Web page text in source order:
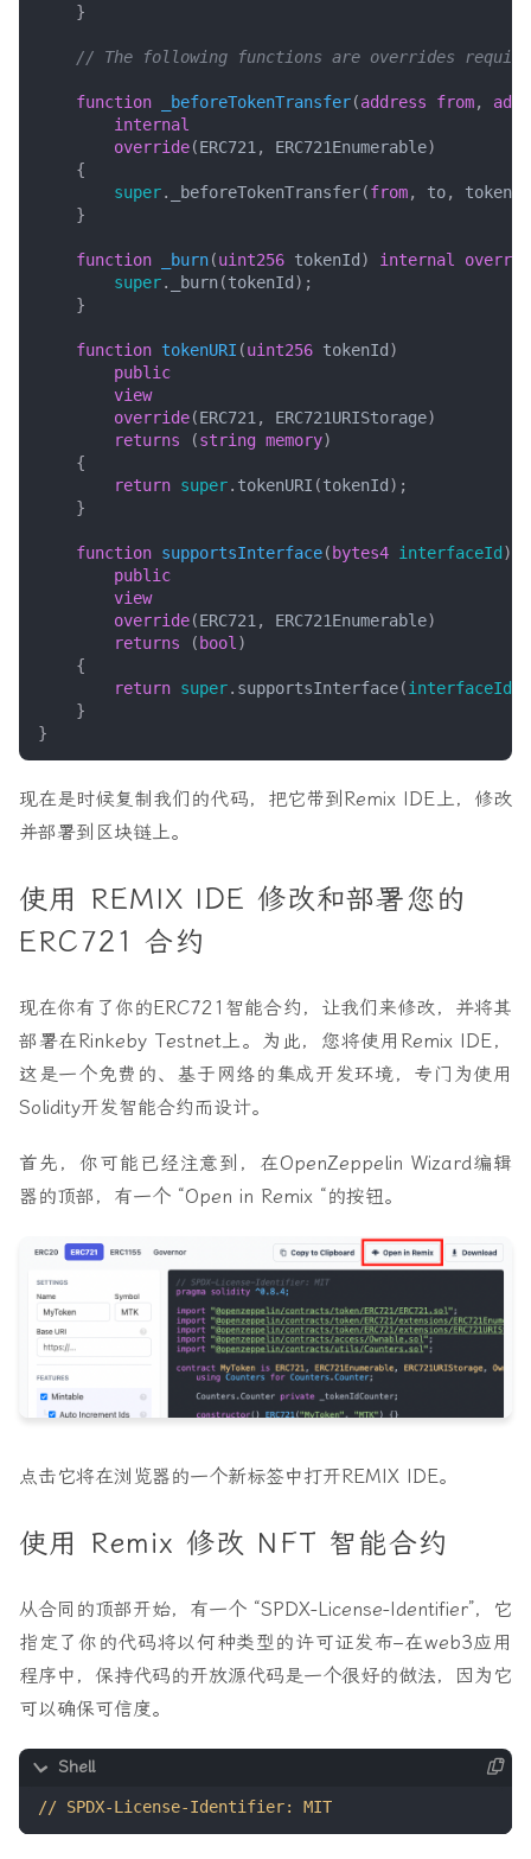
}
function _beforeTokenTransfer(address from,
internal
override(ERC721 , ERC721Enumerable)
{
super. _beforeTokenTransfer(from, to,
tokenId
}
function _burn(uint256 tokenId) internal
super. _burn(tokenId);
}
function tokenURI (uint256 tokenId)
public
view
override(ERC721 , ERC721URIStorage)
returns
(string memory)
{
return super. tokenURI (tokenId);
}
function supportsInterface(bytes4 interfaceId)
public
view
override(ERC721 , ERC721Enumerable)
returns
(bool )
{
return super. supportsInterface(interfaceId
}
}
现在是时候复制我们的代码，把它带到Remix IDE上，修改
并部署到区块链上。
使用 REMIX IDE 修改和部署您的
ERC721 合约
现在你有了你的ERC721智能合约，让我们来修改，并将其
部署在Rinkeby Testnet上。为此，您将使用Remix IDE，
这是一个免费的、基于网络的集成开发环境，专门为使用
Solidity开发智能合约而设计。
首先，你可能已经注意到，在OpenZeppelin Wizard编辑
器的顶部，有一个 “Open in Remix “的按钮。
点击它将在浏览器的一个新标签中打开REMIX IDE。
使用 Remix 修改 NFT 智能合约
从合同的顶部开始，有一个 “SPDX-License-Identifier”，它
指定了你的代码将以何种类型的许可证发布–在web3应用
程序中，保持代码的开放源代码是一个很好的做法，因为它
可以确保可信度。